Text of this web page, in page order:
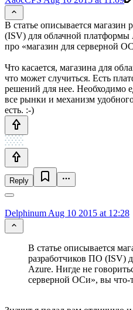
В статье описывается
(ISV) для облачной платформы
про «магазин для серверной
Что касается, магазина для
что может случиться. Есть
решений для нее. Необходимо
все рынки и механизм
есть. :-)
Reply
Delphinum Aug 10 2015 at 12:28
В статье описывается
разработчиков ПО (ISV)
Azure. Нигде не
серверной ОСи», вы что-